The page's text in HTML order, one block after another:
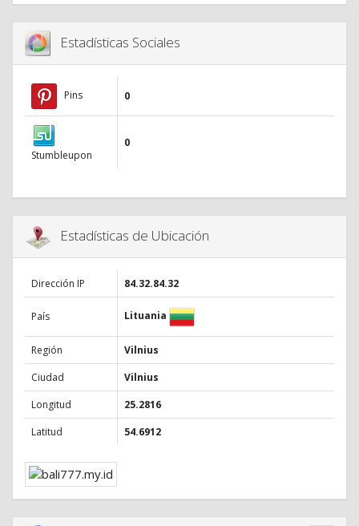
Estadísticas Sociales
Pins 0
Stumbleupon
0
Estadísticas de Ubicación
Dirección IP 84.32.84.32
País Lituania
Región
Vilnius
Ciudad
Vilnius
Longitud
25.2816
Latitud
54.6912